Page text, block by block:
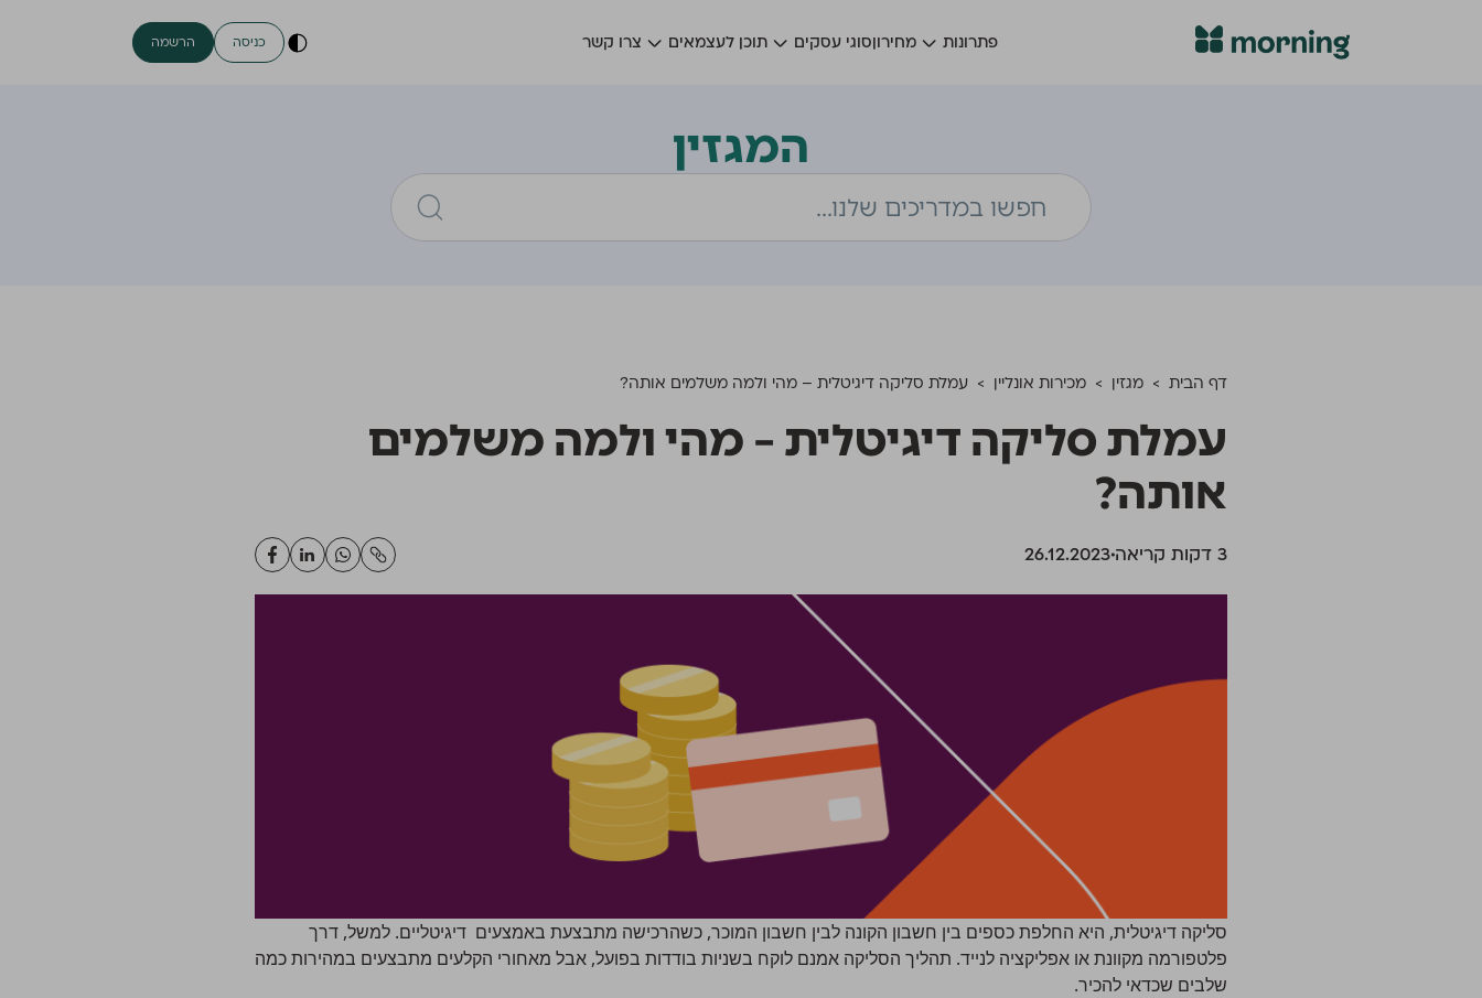
פתרונות מחירוןסוגי עסקים תוכן לעצמאים צרו קשר כניסה הרשמה
המגזין
דף הבית > מגזין > מכירות אונליין > עמלת סליקה דיגיטלית – מהי ולמה משלמים אותה?
עמלת סליקה דיגיטלית – מהי ולמה משלמים
אותה?
‫3 דקות קריאה 26.12.2023
סליקה דיגיטלית, היא החלפת כספים בין חשבון הקונה לבין חשבון המוכר, כשהרכישה מתבצעת באמצעים דיגיטליים. למשל, דרך
פלטפורמה מקוונת או אפליקציה לנייד. תהליך הסליקה אמנם לוקח בשניות בודדות בפועל, אבל מאחורי הקלעים מתבצעים במהירות כמה
שלבים שכדאי להכיר.